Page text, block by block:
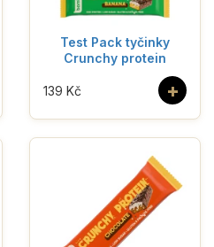
Test Pack tyčinky
Crunchy protein
+
139 Kč